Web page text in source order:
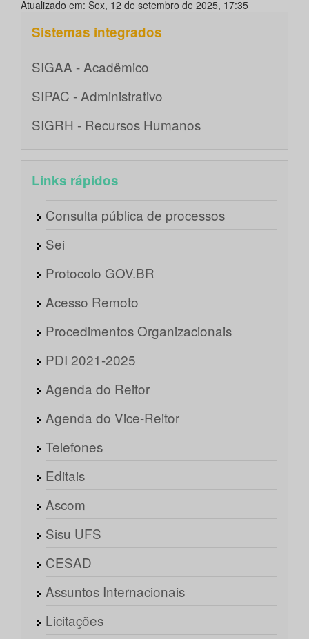
Atualizado em: Sex, 12 de setembro de 2025, 17:35
Sistemas integrados
SIGAA - Acadêmico
SIPAC - Administrativo
SIGRH - Recursos Humanos
Links rápidos
Consulta pública de processos
Sei
Protocolo GOV.BR
Acesso Remoto
Procedimentos Organizacionais
PDI 2021-2025
Agenda do Reitor
Agenda do Vice-Reitor
Telefones
Editais
Ascom
Sisu UFS
CESAD
Assuntos Internacionais
Licitações